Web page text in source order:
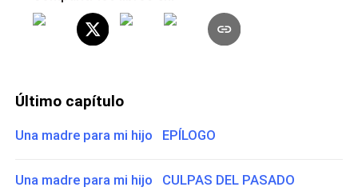
Último capítulo
Una madre para mi hijo EPÍLOGO
Una madre para mi hijo CULPAS DEL PASADO